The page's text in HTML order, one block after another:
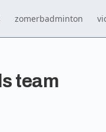
zomerbadminton
team